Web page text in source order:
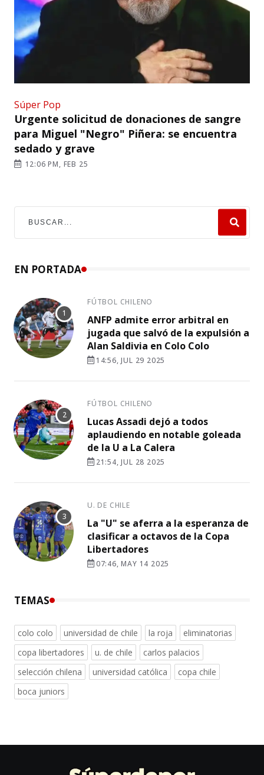
Súper Pop
Urgente solicitud de donaciones de sangre
para Miguel "Negro" Piñera: se encuentra
sedado y grave
12:06 PM, FEB 25
EN PORTADA
FÚTBOL CHILENO
ANFP admite error arbitral en
jugada que salvó de la expulsión a
Alan Saldivia en Colo Colo
14:56, JUL 29 2025
FÚTBOL CHILENO
Lucas Assadi dejó a todos
aplaudiendo en notable goleada
de la U a La Calera
21:54, JUL 28 2025
U. DE CHILE
La "U" se aferra a la esperanza de
clasificar a octavos de la Copa
Libertadores
07:46, MAY 14 2025
TEMAS
colo colo universidad de chile la roja
eliminatorias
copa libertadores
u. de chile
carlos palacios
selección chilena
universidad católica
copa chile
boca juniors